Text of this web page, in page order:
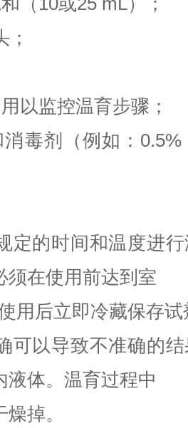
；
以监控温育步骤；
消毒剂（例如：
定的时间和温度进
须在使用前达到室
用后立即冷藏保存
可以导致不准确的
液体。温育过程中
掉。